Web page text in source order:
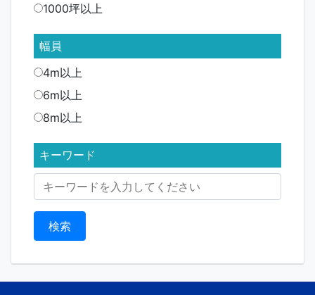
1000坪以上
幅員
4m以上
6m以上
8m以上
キーワード